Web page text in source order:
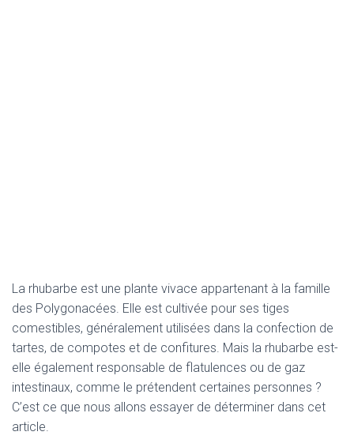
La rhubarbe est une plante vivace appartenant à la famille
des Polygonacées. Elle est cultivée pour ses tiges
comestibles, généralement utilisées dans la confection de
tartes, de compotes et de confitures. Mais la rhubarbe est-
elle également responsable de flatulences ou de gaz
intestinaux, comme le prétendent certaines personnes ?
C’est ce que nous allons essayer de déterminer dans cet
article.